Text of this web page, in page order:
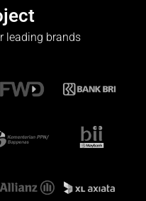
leading brands